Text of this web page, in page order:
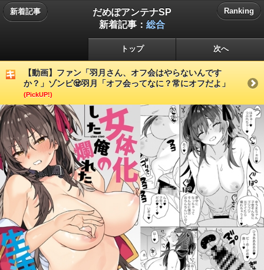
新着記事
だめぽアンテナSP
新着記事： 総合
Ranking
トップ 次へ
【動画】ファン「羽月さん、オフ会はやらないんです
か？」ゾンビ🧟羽月「オフ会ってなに？常にオフだよ」
(PickUP!)